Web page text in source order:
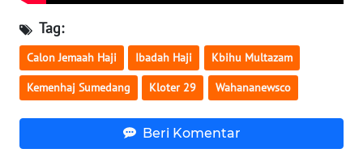
Tag:
Calon Jemaah Haji Ibadah Haji Kbihu Multazam
Kemenhaj Sumedang Kloter 29 Wahananewsco
Beri Komentar
KALSEL
WN
KALTIM
WN